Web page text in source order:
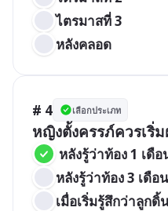
ไตรมาสที่ 3
หลังคลอด
# 4 เลือกประเภท
หญิงตั้งครรภ์ควรเริ่
หลังรู้ว่าท้อง 1 เดือ
หลังรู้ว่าท้อง 3 เดือน
เมื่อเริ่มรู้สึกว่าลูกดิ้